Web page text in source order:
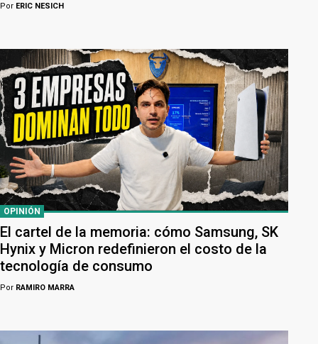
Por ERIC NESICH
OPINIÓN
El cartel de la memoria: cómo Samsung, SK
Hynix y Micron redefinieron el costo de la
tecnología de consumo
Por RAMIRO MARRA